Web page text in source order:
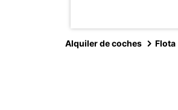
Alquiler de coches Flota